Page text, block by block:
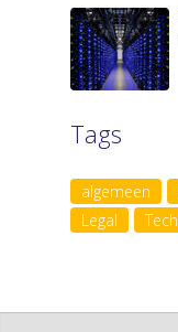
Tags
algemeen
Legal
Tech